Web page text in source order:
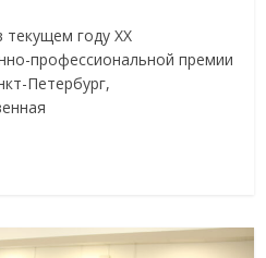
году XX
профессиональной премии
Петербург,